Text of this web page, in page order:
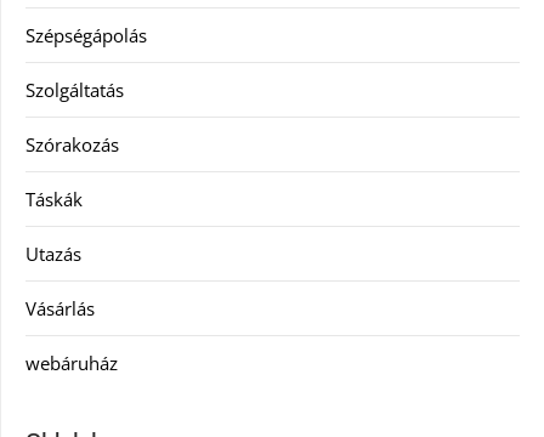
Szépségápolás
Szolgáltatás
Szórakozás
Táskák
Utazás
Vásárlás
webáruház